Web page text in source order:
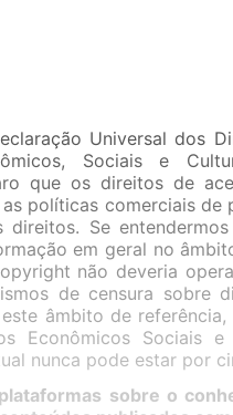
Universal dos
Sociais e
que os direitos de
políticas comerciais de
Se
em geral no
não deveria
de censura sobre
âmbito de
Econômicos Sociais
nunca pode estar por
sobre o